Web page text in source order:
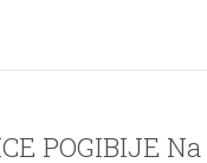
POGIBIJE